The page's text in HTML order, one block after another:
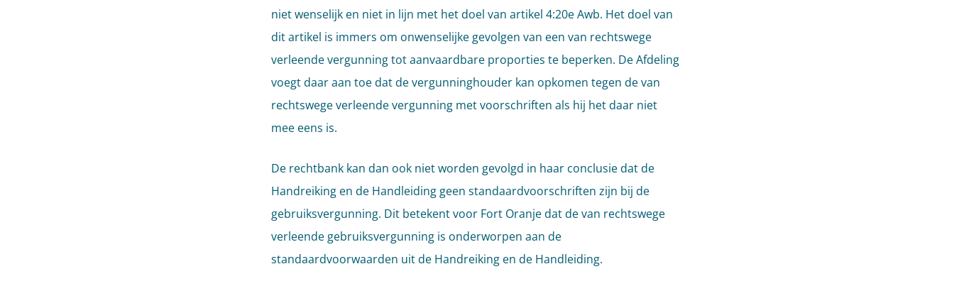
niet wenselijk en niet in lijn met het doel van artikel 4:20e Awb. Het doel van
dit artikel is immers om onwenselijke gevolgen van een van rechtswege
verleende vergunning tot aanvaardbare proporties te beperken. De Afdeling
voegt daar aan toe dat de vergunninghouder kan opkomen tegen de van
rechtswege verleende vergunning met voorschriften als hij het daar niet
mee eens is.
De rechtbank kan dan ook niet worden gevolgd in haar conclusie dat de
Handreiking en de Handleiding geen standaardvoorschriften zijn bij de
gebruiksvergunning. Dit betekent voor Fort Oranje dat de van rechtswege
verleende gebruiksvergunning is onderworpen aan de
standaardvoorwaarden uit de Handreiking en de Handleiding.